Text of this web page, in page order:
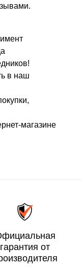
в наш
магазине
гарантия от